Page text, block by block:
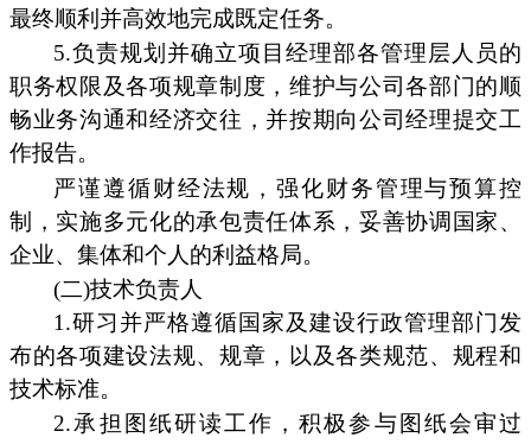
最终顺利并高效地完成既定任务。
5.负责规划并确立项目经理部各管理层人员的
职务权限及各项规章制度，维护与公司各部门的顺
畅业务沟通和经济交往，并按期向公司经理提交工
作报告。
严谨遵循财经法规，强化财务管理与预算控
制，实施多元化的承包责任体系，妥善协调国家、
企业、集体和个人的利益格局。
(二)技术负责人
1.研习并严格遵循国家及建设行政管理部门发
布的各项建设法规、规章，以及各类规范、规程和
技术标准。
2.承担图纸研读工作，积极参与图纸会审过